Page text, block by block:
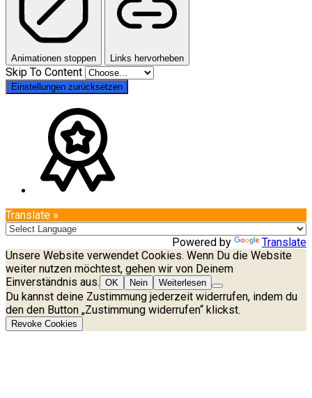
Animationen stoppen Links hervorheben
Skip To Content
Einstellungen zurücksetzen
Translate »
Powered by
Translate
Unsere Website verwendet Cookies. Wenn Du die Website
weiter nutzen möchtest, gehen wir von Deinem
Einverständnis aus. OK Nein Weiterlesen
Du kannst deine Zustimmung jederzeit widerrufen, indem du
den den Button „Zustimmung widerrufen“ klickst.
Revoke Cookies